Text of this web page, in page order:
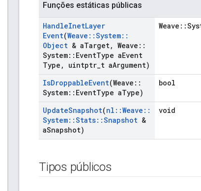
Funções estáticas públicas
HandleInetLayer
Event(Weave ::System::
Object & aTarget, Weave ::
System:: EventType aEvent
Type , uintptr t aArgument)
IsDroppableEvent(Weave ::
System:: EventType aType)
bool
UpdateSnapshot(nl ::Weave ::
System::Stats::Snapshot &
aSnapshot)
void
Tipos públicos